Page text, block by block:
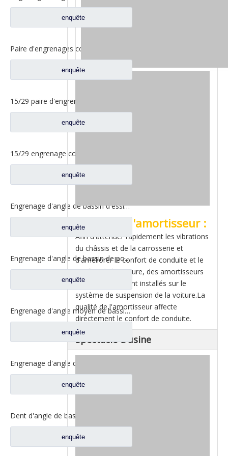
enquête
enquête
enquête
enquête
Engrenage d'angle de bassin d'essieu arrière pour pièces de rechange Shamcan AulongTruck 81.35199.6532
enquête
Engrenage d'angle de bassin de pont moyen pour pièces de rechange DZ9112320689 de Shamcan AulongTruck
enquête
Engrenage d'angle moyen de bassin de pont pour les pièces de rechange WG7121320252 de camion de Sinotruk Steyr
enquête
enquête
enquête
Le rôle de l'amortisseur :
Afin d'atténuer rapidement les vibrations
du châssis et de la carrosserie et
d'améliorer le confort de conduite et le
confort de la voiture, des amortisseurs
sont généralement installés sur le
système de suspension de la voiture.La
qualité de l'amortisseur affecte
directement le confort de conduite.
Spectacle d'usine